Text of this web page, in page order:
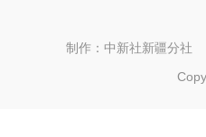
制作：中新社新疆分